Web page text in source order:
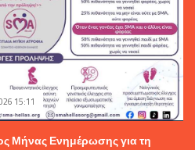
15:11
Μήνας Ενημέρωσης για τη